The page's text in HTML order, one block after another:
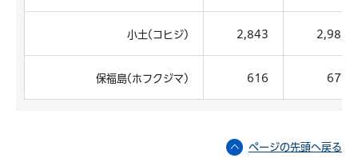
小土(コヒジ) 2,843 2,983
保福島(ホフクジマ) 616 671
ページの先頭へ戻る